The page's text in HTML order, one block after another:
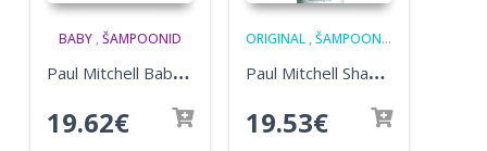
BABY ,ŠAMPOONID
P
aul Mitchell Baby Don’t Cry Shampoo 300ml
19.62€
ORIGINAL ,ŠAMPOONID
P
aul Mitchell Shampoo One 300ml
19.53€